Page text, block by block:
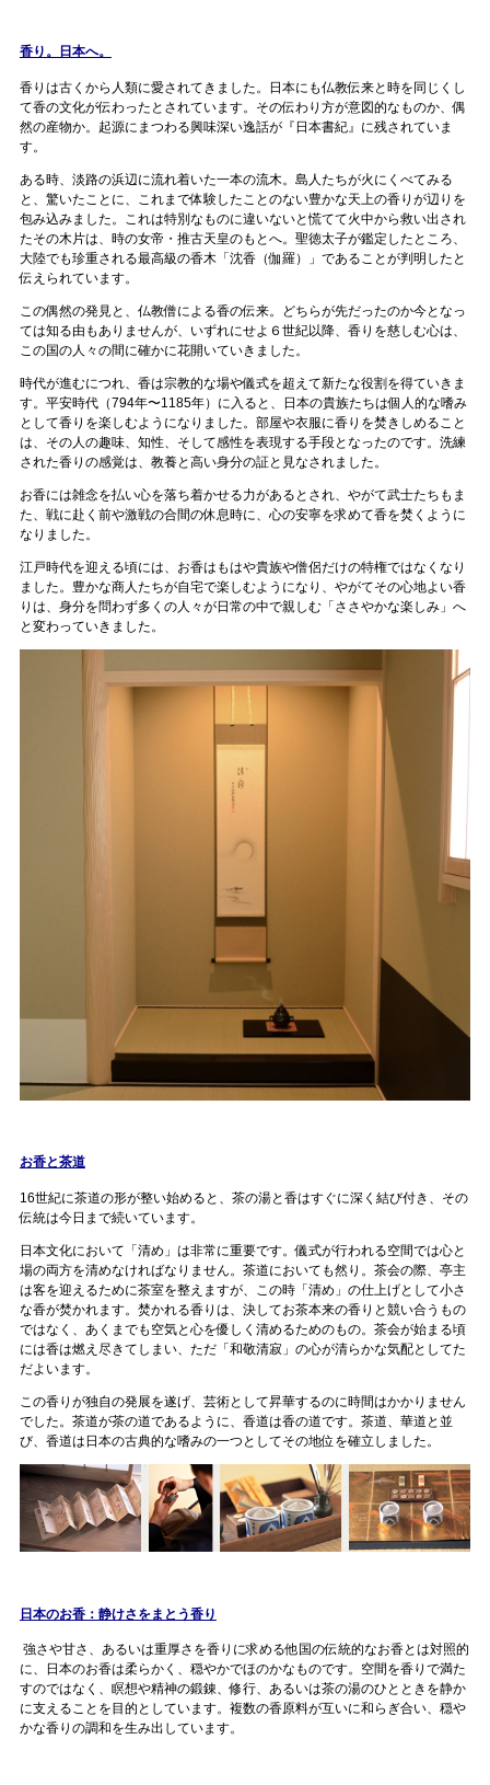
香り。日本へ。
香りは古くから人類に愛されてきました。日本にも仏教伝来と時を同じくし
て香の文化が伝わったとされています。その伝わり方が意図的なものか、偶
然の産物か。起源にまつわる興味深い逸話が『日本書紀』に残されていま
す。
ある時、淡路の浜辺に流れ着いた一本の流木。島人たちが火にくべてみる
と、驚いたことに、これまで体験したことのない豊かな天上の香りが辺りを
包み込みました。これは特別なものに違いないと慌てて火中から救い出され
たその木片は、時の女帝・推古天皇のもとへ。聖徳太子が鑑定したところ、
大陸でも珍重される最高級の香木「沈香（伽羅）」であることが判明したと
伝えられています。
この偶然の発見と、仏教僧による香の伝来。どちらが先だったのか今となっ
ては知る由もありませんが、いずれにせよ６世紀以降、香りを慈しむ心は、
この国の人々の間に確かに花開いていきました。
時代が進むにつれ、香は宗教的な場や儀式を超えて新たな役割を得ていきま
す。平安時代（794年〜1185年）に入ると、日本の貴族たちは個人的な嗜み
として香りを楽しむようになりました。部屋や衣服に香りを焚きしめること
は、その人の趣味、知性、そして感性を表現する手段となったのです。洗練
された香りの感覚は、教養と高い身分の証と見なされました。
お香には雑念を払い心を落ち着かせる力があるとされ、やがて武士たちもま
た、戦に赴く前や激戦の合間の休息時に、心の安寧を求めて香を焚くように
なりました。
江戸時代を迎える頃には、お香はもはや貴族や僧侶だけの特権ではなくなり
ました。豊かな商人たちが自宅で楽しむようになり、やがてその心地よい香
りは、身分を問わず多くの人々が日常の中で親しむ「ささやかな楽しみ」へ
と変わっていきました。
お香と茶道
16世紀に茶道の形が整い始めると、茶の湯と香はすぐに深く結び付き、その
伝統は今日まで続いています。
日本文化において「清め」は非常に重要です。儀式が行われる空間では心と
場の両方を清めなければなりません。茶道においても然り。茶会の際、亭主
は客を迎えるために茶室を整えますが、この時「清め」の仕上げとして小さ
な香が焚かれます。焚かれる香りは、決してお茶本来の香りと競い合うもの
ではなく、あくまでも空気と心を優しく清めるためのもの。茶会が始まる頃
には香は燃え尽きてしまい、ただ「和敬清寂」の心が清らかな気配としてた
だよいます。
この香りが独自の発展を遂げ、芸術として昇華するのに時間はかかりません
でした。茶道が茶の道であるように、香道は香の道です。茶道、華道と並
び、香道は日本の古典的な嗜みの一つとしてその地位を確立しました。
日本のお香：静けさをまとう香り
強さや甘さ、あるいは重厚さを香りに求める他国の伝統的なお香とは対照的
に、日本のお香は柔らかく、穏やかでほのかなものです。空間を香りで満た
すのではなく、瞑想や精神の鍛錬、修行、あるいは茶の湯のひとときを静か
に支えることを目的としています。複数の香原料が互いに和らぎ合い、穏や
かな香りの調和を生み出しています。